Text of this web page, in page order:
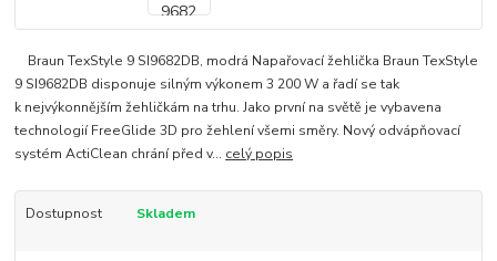
Braun TexStyle 9 SI9682DB, modrá Napařovací žehlička Braun TexStyle
9 SI9682DB disponuje silným výkonem 3 200 W a řadí se tak
k nejvýkonnějším žehličkám na trhu. Jako první na světě je vybavena
technologií FreeGlide 3D pro žehlení všemi směry. Nový odvápňovací
systém ActiClean chrání před v... celý popis
Dostupnost Skladem